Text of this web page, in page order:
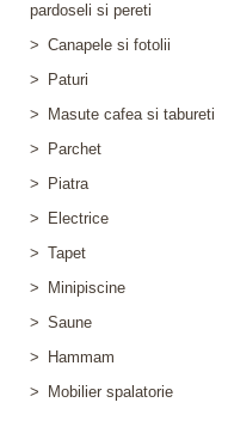
pardoseli si pereti
> Canapele si fotolii
>
Paturi
>
Masute cafea si tabureti
>
Parchet
>
Piatra
>
Electrice
> Tapet
>
Minipiscine
> Saune
>
Hammam
>
Mobilier spalatorie